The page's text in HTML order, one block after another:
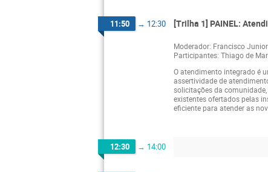
11:50 → 12:30 [Trilha 1] PAINEL:
Moderador: Francisco
Participantes: Thiago de
O atendimento integrado é
assertividade de
solicitações da
existentes ofertados pelas
eficiente para atender as
12:30 → 14:00